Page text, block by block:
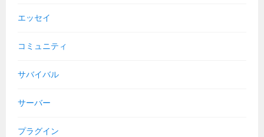
エッセイ
コミュニティ
サバイバル
サーバー
プラグイン